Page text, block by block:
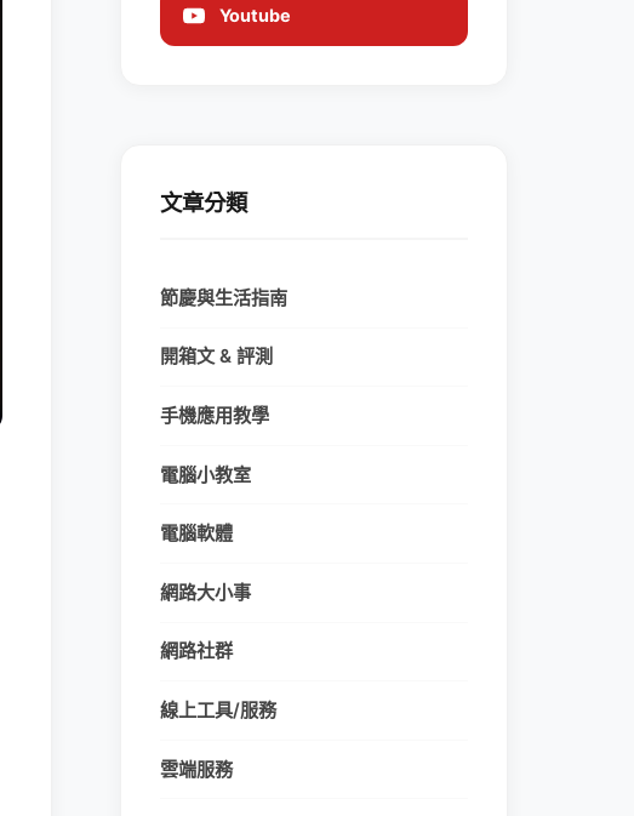
Youtube
文章分類
節慶與生活指南
開箱文 & 評測
手機應用教學
電腦小教室
電腦軟體
網路大小事
網路社群
線上工具/服務
雲端服務